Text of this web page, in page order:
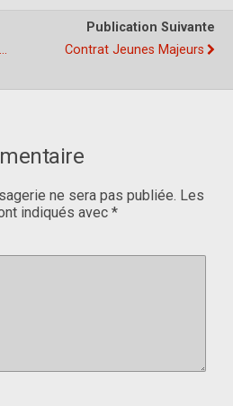
Publication Suivante
Contrat Jeunes Majeurs
ne sera pas publiée. Les
indiqués avec *